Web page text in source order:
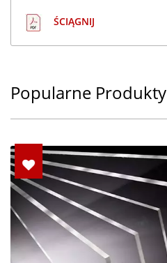
ŚCIĄGNIJ
Popularne Produkty